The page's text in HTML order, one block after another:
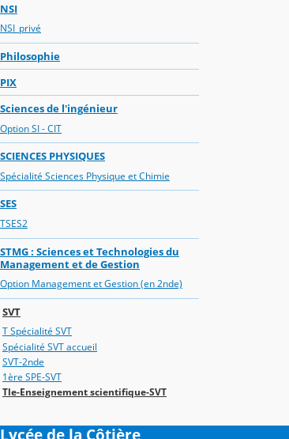
NSI
NSI_privé
Philosophie
PIX
Sciences de l'ingénieur
Option SI - CIT
SCIENCES PHYSIQUES
Spécialité Sciences Physique et Chimie
SES
TSES2
STMG : Sciences et Technologies du
Management et de Gestion
Option Management et Gestion (en 2nde)
SVT
T Spécialité SVT
Spécialité SVT accueil
SVT-2nde
1ère SPE-SVT
Tle-Enseignement scientifique-SVT
Lycée de la Côtière